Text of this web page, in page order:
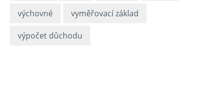
výchovné vyměřovací základ
výpočet důchodu